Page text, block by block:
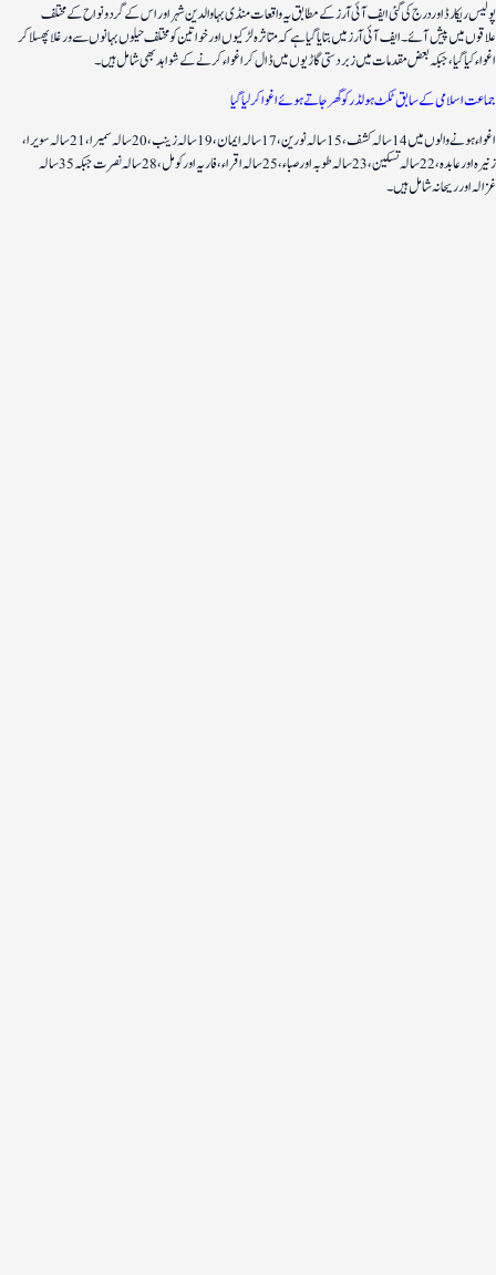
پولیس ریکارڈ اور درج کی گئی ایف آئی آرز کے مطابق یہ واقعات منڈی بہاوالدین شہر اور اس کے گردونواح کے مختلف
علاقوں میں پیش آئے۔ ایف آئی آرز میں بتایا گیا ہے کہ متاثرہ لڑکیوں اور خواتین کو مختلف حیلوں بہانوں سے ورغلا پھسلا کر
اغواء کیا گیا، جبکہ بعض مقدمات میں زبردستی گاڑیوں میں ڈال کر اغواء کرنے کے شواہد بھی شامل ہیں۔
جماعت اسلامی کے سابق ٹکٹ ہولڈر کو گھر جاتے ہوئے اغوا کر لیا گیا
اغواء ہونے والوں میں 14 سالہ کشف، 15 سالہ نورین، 17 سالہ ایمان، 19 سالہ زینب، 20 سالہ سمیرا، 21 سالہ سویرا،
زنیرہ اور عابدہ، 22 سالہ تسکین، 23 سالہ طوبہ اور صباء، 25 سالہ اقراء، فاریہ اور کومل، 28 سالہ نصرت جبکہ 35 سالہ
غزالہ اور ریحانہ شامل ہیں۔